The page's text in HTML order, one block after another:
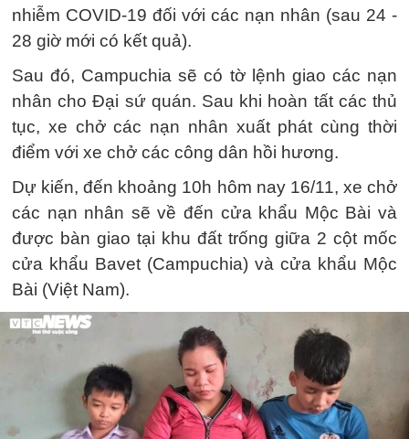
nhiễm COVID-19 đối với các nạn nhân (sau 24 -
28 giờ mới có kết quả).
Sau đó, Campuchia sẽ có tờ lệnh giao các nạn
nhân cho Đại sứ quán. Sau khi hoàn tất các thủ
tục, xe chở các nạn nhân xuất phát cùng thời
điểm với xe chở các công dân hồi hương.
Dự kiến, đến khoảng 10h hôm nay 16/11, xe chở
các nạn nhân sẽ về đến cửa khẩu Mộc Bài và
được bàn giao tại khu đất trống giữa 2 cột mốc
cửa khẩu Bavet (Campuchia) và cửa khẩu Mộc
Bài (Việt Nam).